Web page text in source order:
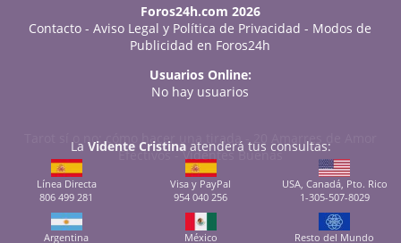
Foros24h.com 2026
Contacto -Aviso Legal y Política de Privacidad - Modos de
Publicidad en Foros24h
Usuarios Online:
No hay usuarios
Tarot sí o no: cómo hacer una tirada-
20 Amarres de Amor
Efectivos-Videntes Buenas
La Vidente Cristinaatenderá tus consultas:
Línea Directa
806 499 281
Visa y PayPal
954 040 256
USA, Canadá, Pto. Rico
1-305-507-8029
Argentina México Resto del Mundo